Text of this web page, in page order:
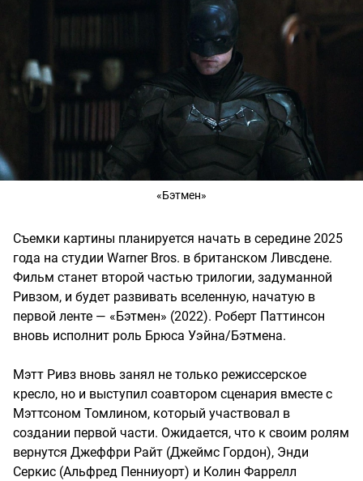
«Бэтмен»
Съемки картины планируется начать в середине 2025
года на студии Warner Bros. в британском Ливсдене.
Фильм станет второй частью трилогии, задуманной
Ривзом, и будет развивать вселенную, начатую в
первой ленте — «Бэтмен» (2022). Роберт Паттинсон
вновь исполнит роль Брюса Уэйна/Бэтмена.
Мэтт Ривз вновь занял не только режиссерское
кресло, но и выступил соавтором сценария вместе с
Мэттсоном Томлином, который участвовал в
создании первой части. Ожидается, что к своим ролям
вернутся Джеффри Райт (Джеймс Гордон), Энди
Серкис (Альфред Пенниуорт) и Колин Фаррелл